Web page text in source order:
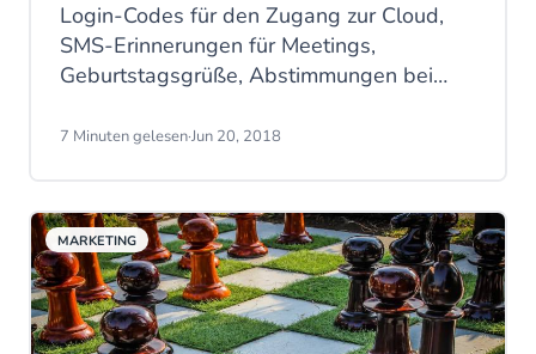
Login-Codes für den Zugang zur Cloud,
SMS-Erinnerungen für Meetings,
Geburtstagsgrüße, Abstimmungen bei
innerhalb eines Unternehmens über unser
genutzte SMS-Anwendungen innerhalb
eines Unternehmens.
7 Minuten gelesen·Jun 20, 2018
MARKETING